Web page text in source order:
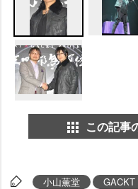
この記事
小山薫堂 GACKT